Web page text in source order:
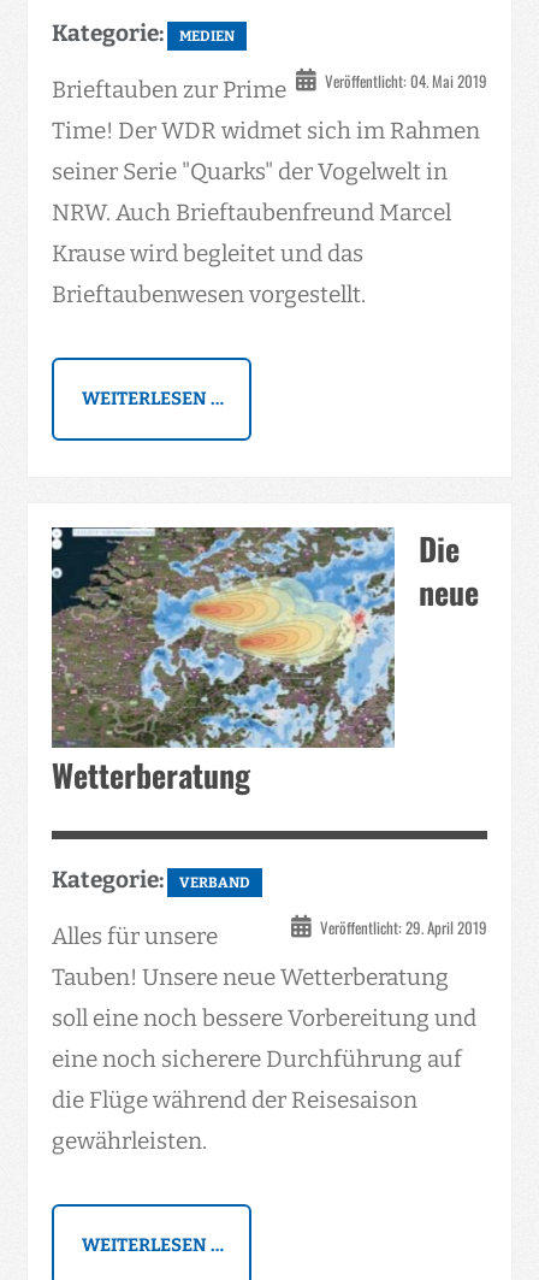
Kategorie: MEDIEN
Veröffentlicht: 04. Mai 2019
Brieftauben zur Prime
Time! Der WDR widmet sich im Rahmen
seiner Serie "Quarks" der Vogelwelt in
NRW. Auch Brieftaubenfreund Marcel
Krause wird begleitet und das
Brieftaubenwesen vorgestellt.
WEITERLESEN …
Die
neue
Wetterberatung
Kategorie: VERBAND
Veröffentlicht: 29. April 2019
Alles für unsere
Tauben! Unsere neue Wetterberatung
soll eine noch bessere Vorbereitung und
eine noch sicherere Durchführung auf
die Flüge während der Reisesaison
gewährleisten.
WEITERLESEN …